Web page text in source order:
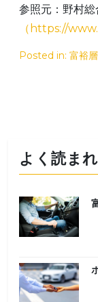
参照元：野村
（https://
Posted in: 富裕
よく読ま